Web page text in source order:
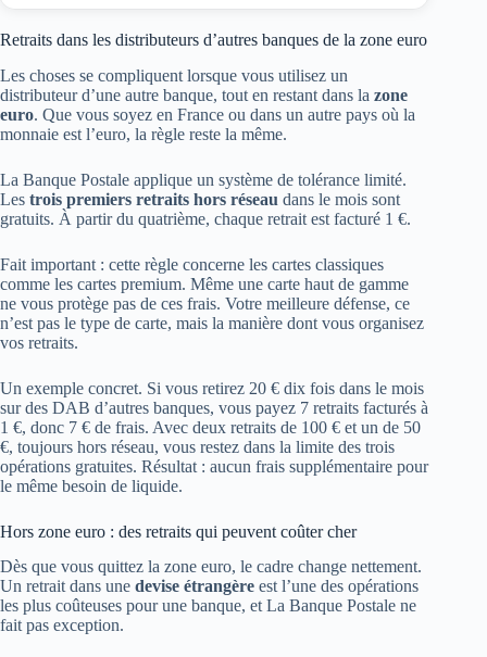
Retraits dans les distributeurs d’autres banques de la zone euro
Les choses se compliquent lorsque vous utilisez un
distributeur d’une autre banque, tout en restant dans la zone
euro. Que vous soyez en France ou dans un autre pays où la
monnaie est l’euro, la règle reste la même.
La Banque Postale applique un système de tolérance limité.
Les trois premiers retraits hors réseau dans le mois sont
gratuits. À partir du quatrième, chaque retrait est facturé 1 €.
Fait important : cette règle concerne les cartes classiques
comme les cartes premium. Même une carte haut de gamme
ne vous protège pas de ces frais. Votre meilleure défense, ce
n’est pas le type de carte, mais la manière dont vous organisez
vos retraits.
Un exemple concret. Si vous retirez 20 € dix fois dans le mois
sur des DAB d’autres banques, vous payez 7 retraits facturés à
1 €, donc 7 € de frais. Avec deux retraits de 100 € et un de 50
€, toujours hors réseau, vous restez dans la limite des trois
opérations gratuites. Résultat : aucun frais supplémentaire pour
le même besoin de liquide.
Hors zone euro : des retraits qui peuvent coûter cher
Dès que vous quittez la zone euro, le cadre change nettement.
Un retrait dans une devise étrangère est l’une des opérations
les plus coûteuses pour une banque, et La Banque Postale ne
fait pas exception.